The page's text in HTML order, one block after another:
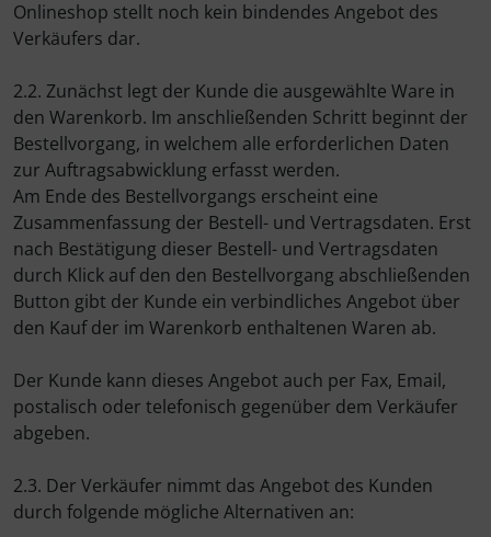
Onlineshop stellt noch kein bindendes Angebot des
Verkäufers dar.
2.2. Zunächst legt der Kunde die ausgewählte Ware in
den Warenkorb. Im anschließenden Schritt beginnt der
Bestellvorgang, in welchem alle erforderlichen Daten
zur Auftragsabwicklung erfasst werden.
Am Ende des Bestellvorgangs erscheint eine
Zusammenfassung der Bestell- und Vertragsdaten. Erst
nach Bestätigung dieser Bestell- und Vertragsdaten
durch Klick auf den den Bestellvorgang abschließenden
Button gibt der Kunde ein verbindliches Angebot über
den Kauf der im Warenkorb enthaltenen Waren ab.
Der Kunde kann dieses Angebot auch per Fax, Email,
postalisch oder telefonisch gegenüber dem Verkäufer
abgeben.
2.3. Der Verkäufer nimmt das Angebot des Kunden
durch folgende mögliche Alternativen an:
JEDI Sports
K-Edge
KASK
KOO
Lezyne
Lightweight
LOOK
Mavic
MOST